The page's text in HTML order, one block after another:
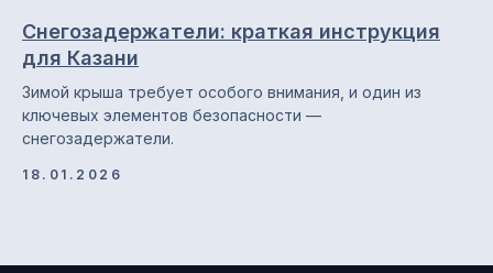
Снегозадержатели: краткая инструкция
для Казани
Зимой крыша требует особого внимания, и один из
ключевых элементов безопасности —
снегозадержатели.
18.01.2026